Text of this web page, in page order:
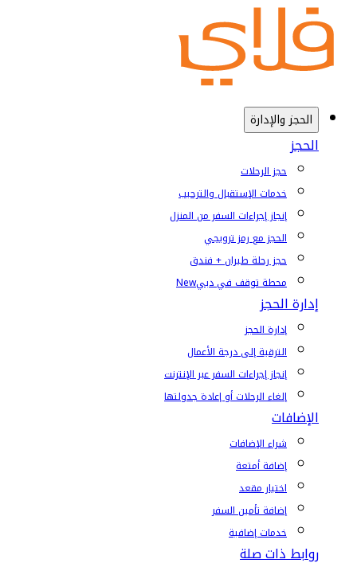
الحجز والإدارة
الحجز
حجز الرحلات
خدمات الإستقبال والترحيب
إنجاز إجراءات السفر من المنزل
الحجز مع رمز ترويجي
حجز رحلة طيران + فندق
محطة توقف في دبيNew
إدارة الحجز
إدارة الحجز
الترقية إلى درجة الأعمال
إنجاز إجراءات السفر عبر الإنترنت
إلغاء الرحلات أو إعادة جدولتها
الإضافات
شراء الإضافات
إضافة أمتعة
اختيار مقعد
إضافة تأمين السفر
خدمات إضافية
روابط ذات صلة